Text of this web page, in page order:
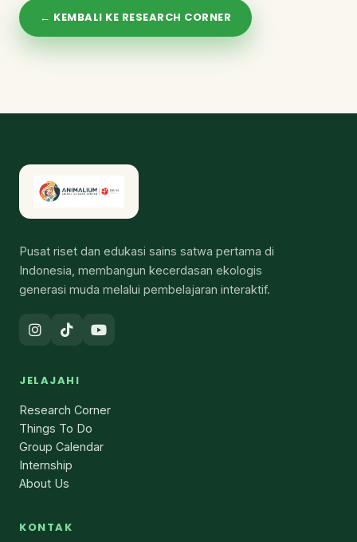
← KEMBALI KE RESEARCH CORNER
Pusat riset dan edukasi sains satwa pertama di
Indonesia, membangun kecerdasan ekologis
generasi muda melalui pembelajaran interaktif.
JELAJAHI
Research Corner
Things To Do
Group Calendar
Internship
About Us
KONTAK